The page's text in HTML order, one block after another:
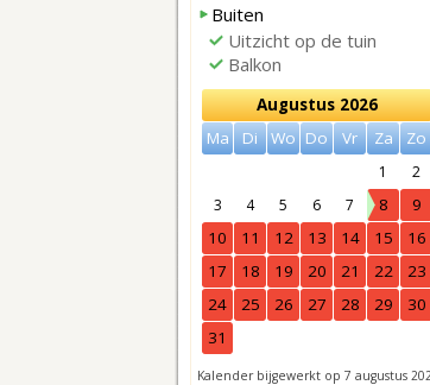
Buiten
Uitzicht op de tuin
Balkon
Augustus 2026
Ma
Di Wo Do Vr Za Zo
1
2
3
4 5 6 7 8
9
10
11 12 13 14 15
16
17
18 19 20 21 22
23
24
25 26 27 28 29
30
31
Kalender bijgewerkt op 7 augustus